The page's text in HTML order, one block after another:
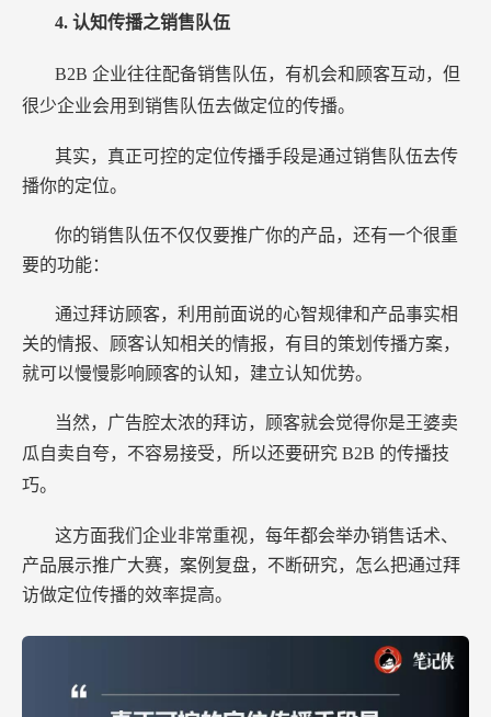
4.认知传播之销售队伍
B2B企业往往配备销售队伍，有机会和顾客互动，但
很少企业会用到销售队伍去做定位的传播。
其实，真正可控的定位传播手段是通过销售队伍去传
播你的定位。
你的销售队伍不仅仅要推广你的产品，还有一个很重
要的功能：
通过拜访顾客，利用前面说的心智规律和产品事实相
关的情报、顾客认知相关的情报，有目的策划传播方案，
就可以慢慢影响顾客的认知，建立认知优势。
当然，广告腔太浓的拜访，顾客就会觉得你是王婆卖
瓜自卖自夸，不容易接受，所以还要研究 B2B 的传播技
巧。
这方面我们企业非常重视，每年都会举办销售话术、
产品展示推广大赛，案例复盘，不断研究，怎么把通过拜
访做定位传播的效率提高。